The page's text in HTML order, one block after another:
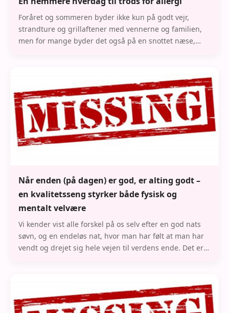
Foråret og sommeren byder ikke kun på godt vejr,
strandture og grillaftener med vennerne og familien,
men for mange byder det også på en snottet næse,
Når enden (på dagen) er god, er alting godt –
en kvalitetsseng styrker både fysisk og
mentalt velvære
Vi kender vist alle forskel på os selv efter en god nats
søvn, og en endeløs nat, hvor man har følt at man har
vendt og drejet sig hele vejen til verdens ende. Det er